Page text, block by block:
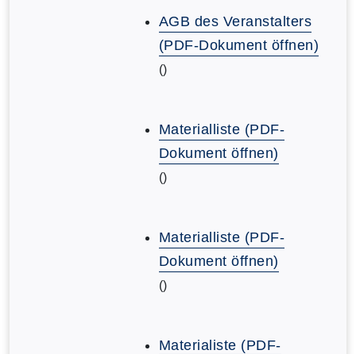
AGB des Veranstalters
(PDF-Dokument öffnen)
()
Materialliste (PDF-
Dokument öffnen)
()
Materialliste (PDF-
Dokument öffnen)
()
Materialiste (PDF-